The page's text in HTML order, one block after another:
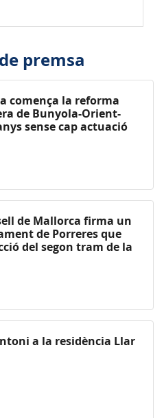
premsa
comença la reforma
de Bunyola-Orient-
sense cap actuació
de Mallorca firma un
de Porreres que
del segon tram de la
a la residència Llar